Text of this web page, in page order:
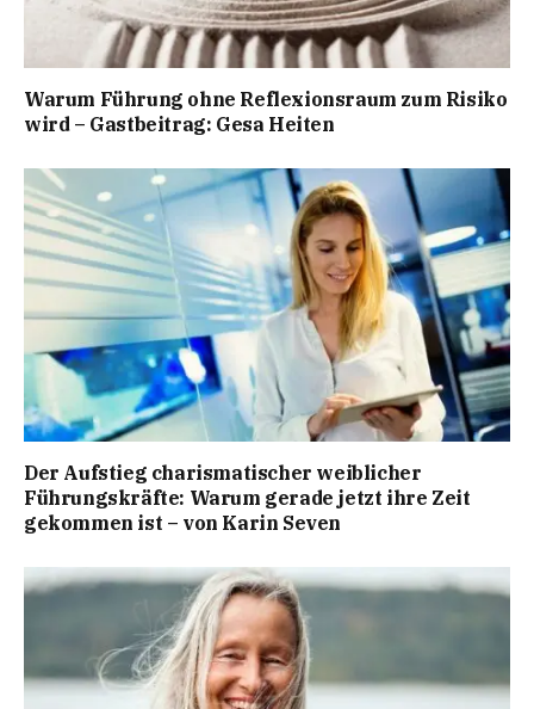
Warum Führung ohne Reflexionsraum zum Risiko
wird – Gastbeitrag: Gesa Heiten
Der Aufstieg charismatischer weiblicher
Führungskräfte: Warum gerade jetzt ihre Zeit
gekommen ist – von Karin Seven